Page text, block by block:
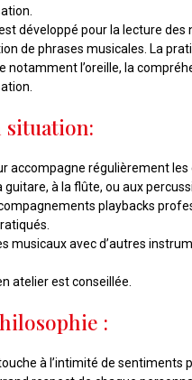
développé pour la lecture des
de phrases musicales. La
notamment l’oreille, la
situation:
accompagne régulièrement les
guitare, à la flûte, ou aux
playbacks
musicaux avec d’autres
atelier est conseillée.
:
à l’intimité de sentiments